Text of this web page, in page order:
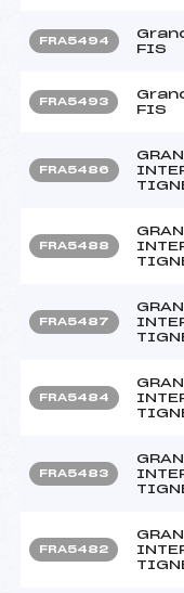
FRA5494
FIS
FRA5493
FIS
FRA5486
FRA5488
FRA5487
FRA5484
FRA5483
FRA5482